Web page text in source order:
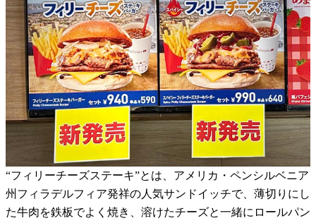
“フィリーチーズステーキ”とは、アメリカ・ペンシルベニア
州フィラデルフィア発祥の人気サンドイッチで、薄切りにし
た牛肉を鉄板でよく焼き、溶けたチーズと一緒にロールパン